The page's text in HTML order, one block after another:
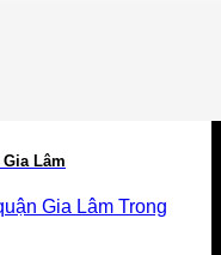
Lâm
Gia Lâm Trong